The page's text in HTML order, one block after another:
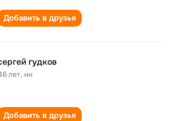
Добавить в друзья
гудков
лет,нн
Добавить в друзья